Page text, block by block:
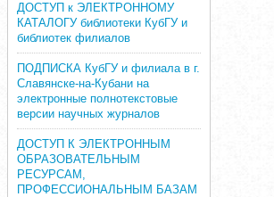
ДОСТУП к ЭЛЕКТРОННОМУ
КАТАЛОГУ библиотеки КубГУ и
библиотек филиалов
ПОДПИСКА КубГУ и филиала в г.
Славянске-на-Кубани на
электронные полнотекстовые
версии научных журналов
ДОСТУП К ЭЛЕКТРОННЫМ
ОБРАЗОВАТЕЛЬНЫМ
РЕСУРСАМ,
ПРОФЕССИОНАЛЬНЫМ БАЗАМ